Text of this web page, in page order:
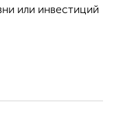
или инвecтиций